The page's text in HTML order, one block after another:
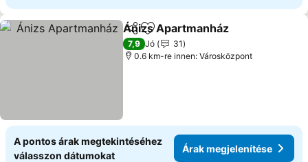
Megosztás
Hozzáadás a kedvencekhez
Ánizs Apartmanház
7,9 Jó
31
0.6 km-re innen: Városközpont
A pontos árak megtekintéséhez
válasszon dátumokat
Árak megjelenítése